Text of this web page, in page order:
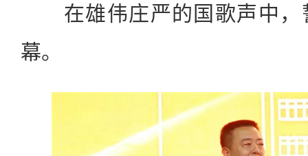
在雄伟庄严的国歌声中，
幕。